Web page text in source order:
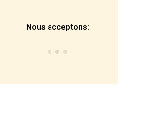
Nous acceptons: